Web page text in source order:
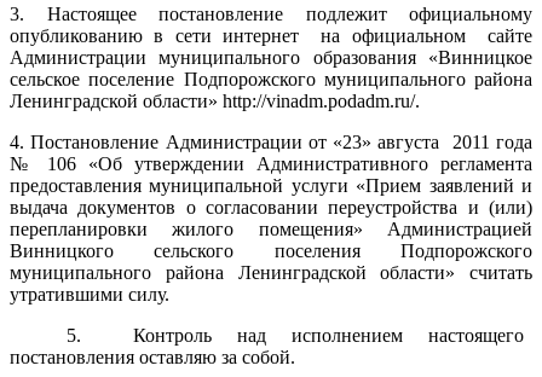
3. Настоящее постановление подлежит официальному
опубликованию в сети интернет на официальном сайте
Администрации муниципального образования «Винницкое
сельское поселение Подпорожского муниципального района
Ленинградской области» http://vinadm.podadm.ru/.
4. Постановление Администрации от «23» августа 2011 года
№ 106 «Об утверждении Административного регламента
предоставления муниципальной услуги «Прием заявлений и
выдача документов о согласовании переустройства и (или)
перепланировки жилого помещения» Администрацией
Винницкого сельского поселения Подпорожского
муниципального района Ленинградской области» считать
утратившими силу.
5. Контроль над исполнением настоящего
постановления оставляю за собой.